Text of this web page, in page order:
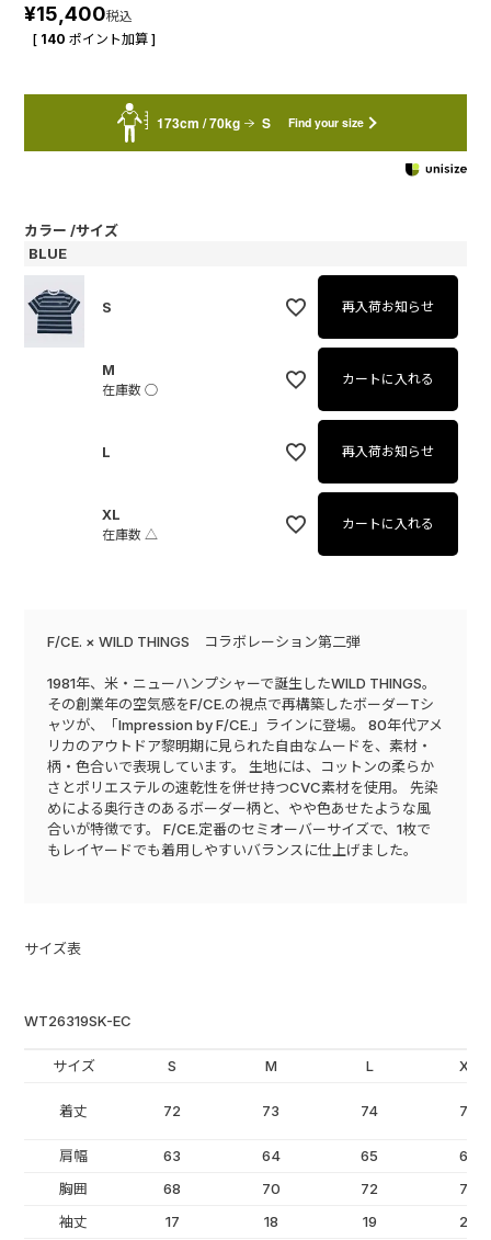
¥15,400税込
[ 140 ポイント加算 ]
173cm / 70kg S Find your size
カラー サイズ
BLUE
S 再入荷お知らせ
M
在庫数 ○
カートに入れる
L 再入荷お知らせ
XL
在庫数 △
カートに入れる
F/CE. × WILD THINGS コラボレーション第二弾
1981年、米・ニューハンプシャーで誕生したWILD THINGS。
その創業年の空気感をF/CE.の視点で再構築したボーダーTシ
ャツが、「Impression by F/CE.」ラインに登場。 80年代アメ
リカのアウトドア黎明期に見られた自由なムードを、素材・
柄・色合いで表現しています。 生地には、コットンの柔らか
さとポリエステルの速乾性を併せ持つCVC素材を使用。 先染
めによる奥行きのあるボーダー柄と、やや色あせたような風
合いが特徴です。 F/CE.定番のセミオーバーサイズで、1枚で
もレイヤードでも着用しやすいバランスに仕上げました。
サイズ表
WT26319SK-EC
サイズ S M L XL
着丈 72 73 74 75
肩幅 63 64 65
66
胸囲
68 70 72
74
袖丈
17 18 19 20